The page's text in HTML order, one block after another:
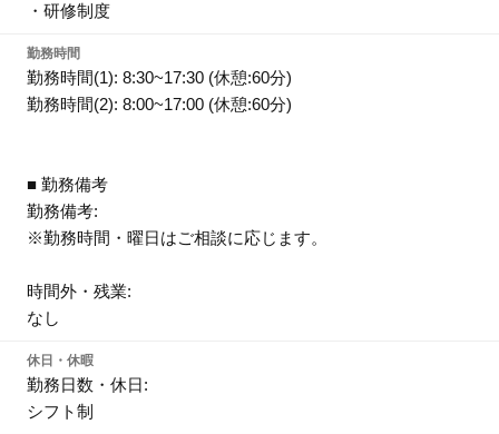
・研修制度
勤務時間
勤務時間(1): 8:30~17:30 (休憩:60分)
勤務時間(2): 8:00~17:00 (休憩:60分)
■ 勤務備考
勤務備考:
※勤務時間・曜日はご相談に応じます。
時間外・残業:
なし
休日・休暇
勤務日数・休日:
シフト制